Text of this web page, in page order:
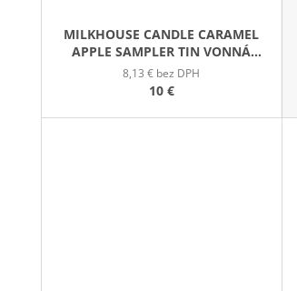
MILKHOUSE CANDLE CARAMEL
APPLE SAMPLER TIN VONNÁ
SVIEČKA V PLECHOVIČKE 42G
8,13 € bez DPH
10 €